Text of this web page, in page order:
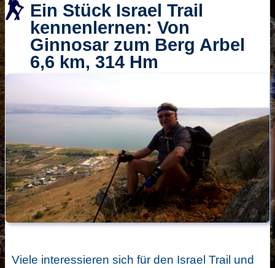
Ein Stück Israel Trail
kennenlernen: Von
Ginnosar zum Berg Arbel
6,6 km, 314 Hm
Viele interessieren sich für den Israel Trail und